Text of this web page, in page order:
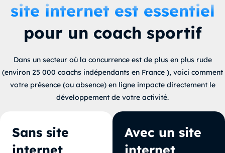
site internet est essentiel
pour un coach sportif
Dans un secteur où la concurrence est de plus en plus rude
(environ 25 000 coachs indépendants en France ), voici comment
votre présence (ou absence) en ligne impacte directement le
développement de votre activité.
Sans site
internet
Avec un site
internet